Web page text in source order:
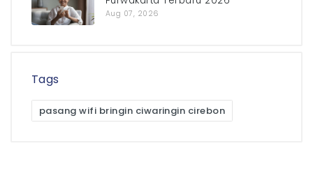
Aug 07, 2026
Tags
pasang wifi bringin ciwaringin cirebon